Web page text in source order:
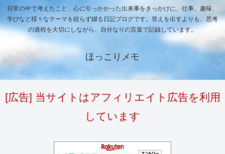
日常の中で考えたこと、心に引っかかった出来事をきっかけに、仕事、趣味、
学びなど様々なテーマを絞らず綴る日記ブログです。答えを出すよりも、思考
の過程を大切にしながら、自分なりの言葉で記録しています。
ほっこりメモ
[広告] 当サイトはアフィリエイト広告を利用
しています